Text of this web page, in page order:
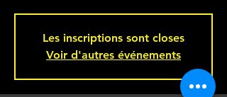
Les inscriptions sont closes
Voir d'autres événements